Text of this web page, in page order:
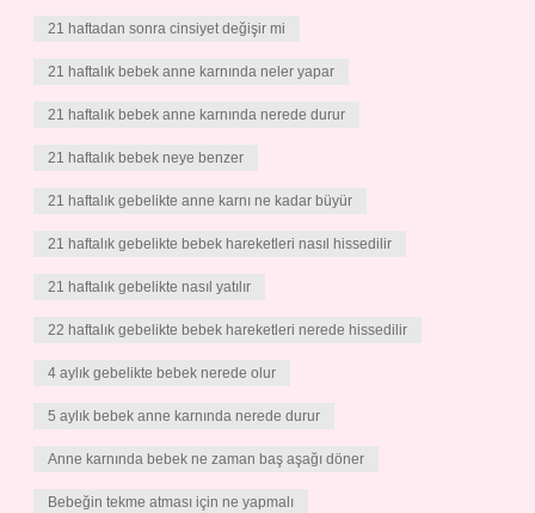
21 haftadan sonra cinsiyet değişir mi
21 haftalık bebek anne karnında neler yapar
21 haftalık bebek anne karnında nerede durur
21 haftalık bebek neye benzer
21 haftalık gebelikte anne karnı ne kadar büyür
21 haftalık gebelikte bebek hareketleri nasıl hissedilir
21 haftalık gebelikte nasıl yatılır
22 haftalık gebelikte bebek hareketleri nerede hissedilir
4 aylık gebelikte bebek nerede olur
5 aylık bebek anne karnında nerede durur
Anne karnında bebek ne zaman baş aşağı döner
Bebeğin tekme atması için ne yapmalı